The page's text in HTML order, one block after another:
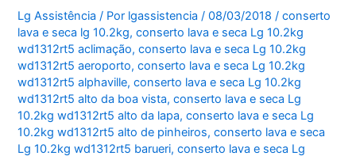
Lg Assistência / Por lgassistencia/08/03/2018 /conserto
lava e seca lg 10.2kg,conserto lava e seca Lg 10.2kg
wd1312rt5 aclimação,conserto lava e seca Lg 10.2kg
wd1312rt5 aeroporto,conserto lava e seca Lg 10.2kg
wd1312rt5 alphaville,conserto lava e seca Lg 10.2kg
wd1312rt5 alto da boa vista,conserto lava e seca Lg
10.2kg wd1312rt5 alto da lapa,conserto lava e seca Lg
10.2kg wd1312rt5 alto de pinheiros,conserto lava e seca
Lg 10.2kg wd1312rt5 barueri,conserto lava e seca Lg